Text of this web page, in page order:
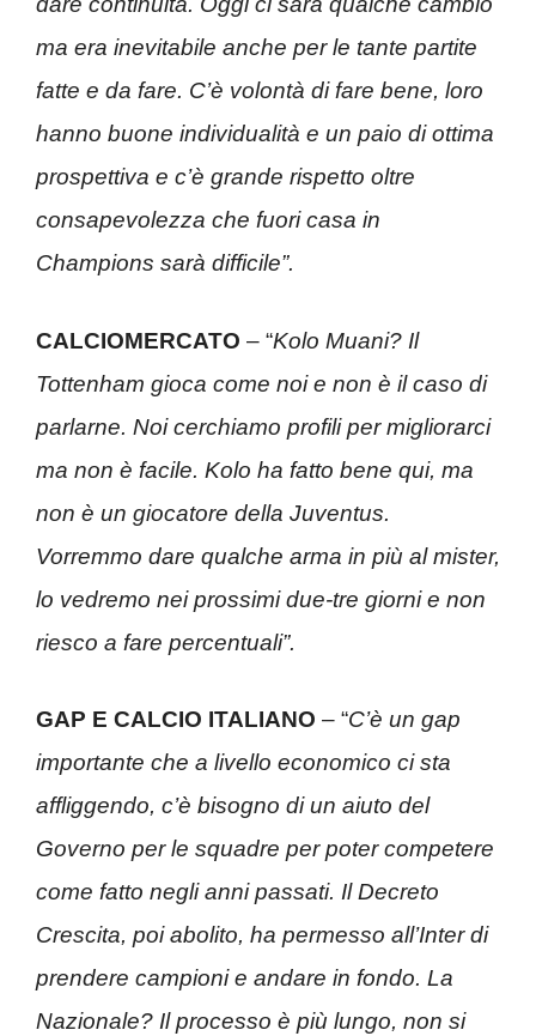
ma era inevitabile anche per le tante partite
fatte e da fare. C’è volontà di fare bene, loro
hanno buone individualità e un paio di ottima
prospettiva e c’è grande rispetto oltre
consapevolezza che fuori casa in
Champions sarà difficile”.
CALCIOMERCATO – “Kolo Muani? Il
Tottenham gioca come noi e non è il caso di
parlarne. Noi cerchiamo profili per migliorarci
ma non è facile. Kolo ha fatto bene qui, ma
non è un giocatore della Juventus.
Vorremmo dare qualche arma in più al mister,
lo vedremo nei prossimi due-tre giorni e non
riesco a fare percentuali”.
GAP E CALCIO ITALIANO – “C’è un gap
importante che a livello economico ci sta
affliggendo, c’è bisogno di un aiuto del
Governo per le squadre per poter competere
come fatto negli anni passati. Il Decreto
Crescita, poi abolito, ha permesso all’Inter di
prendere campioni e andare in fondo. La
Nazionale? Il processo è più lungo, non si